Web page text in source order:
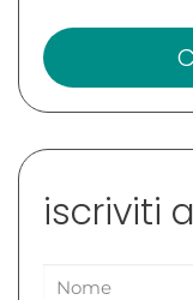
iscriviti